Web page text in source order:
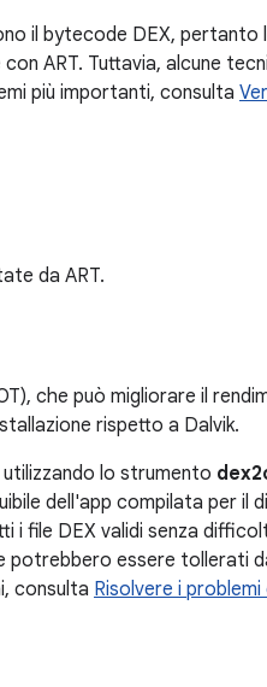
il bytecode DEX, pertanto
ART. Tuttavia, alcune
più importanti, consulta
da ART.
che può migliorare il
rispetto a Dalvik.
lo strumento
dell'app compilata per il
file DEX validi senza
essere tollerati
consulta Risolvere i